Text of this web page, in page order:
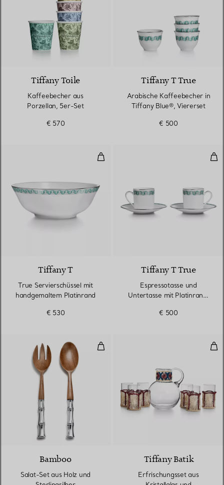
Tiffany Toile
Kaffeebecher aus
Porzellan, 5er-Set
€ 570
Tiffany T True
Arabische Kaffeebecher in
Tiffany Blue®, Viererset
€ 500
True Servierschüssel mit
Tiffany T
True Servierschüssel mit
handgemaltem Platinrand
€ 530
Tiffany T True
Espressotasse und
Untertasse mit Platinrand,
€ 500
Salat-Set aus Holz und
Bamboo
Salat-Set aus Holz und
Tiffany Batik
Erfrischungsset aus